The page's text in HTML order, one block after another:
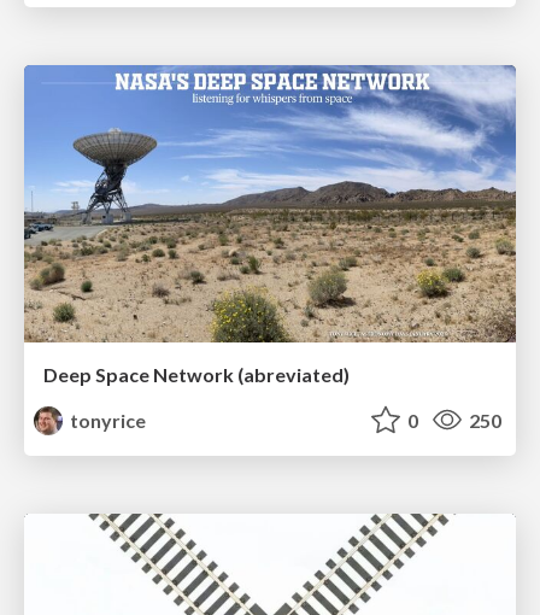
Deep Space Network (abreviated)
tonyrice
0 250